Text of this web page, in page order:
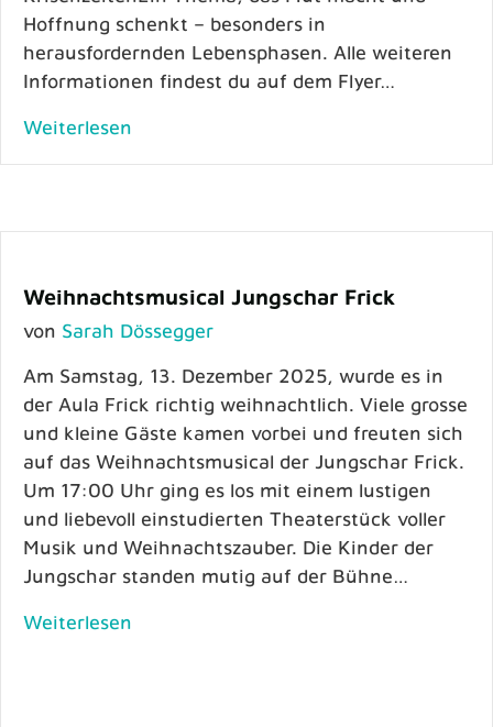
Hoffnung schenkt – besonders in
herausfordernden Lebensphasen. Alle weiteren
Informationen findest du auf dem Flyer…
Weiterlesen
Weihnachtsmusical Jungschar Frick
von Sarah Dössegger
Am Samstag, 13. Dezember 2025, wurde es in
der Aula Frick richtig weihnachtlich. Viele grosse
und kleine Gäste kamen vorbei und freuten sich
auf das Weihnachtsmusical der Jungschar Frick.
Um 17:00 Uhr ging es los mit einem lustigen
und liebevoll einstudierten Theaterstück voller
Musik und Weihnachtszauber. Die Kinder der
Jungschar standen mutig auf der Bühne…
Weiterlesen